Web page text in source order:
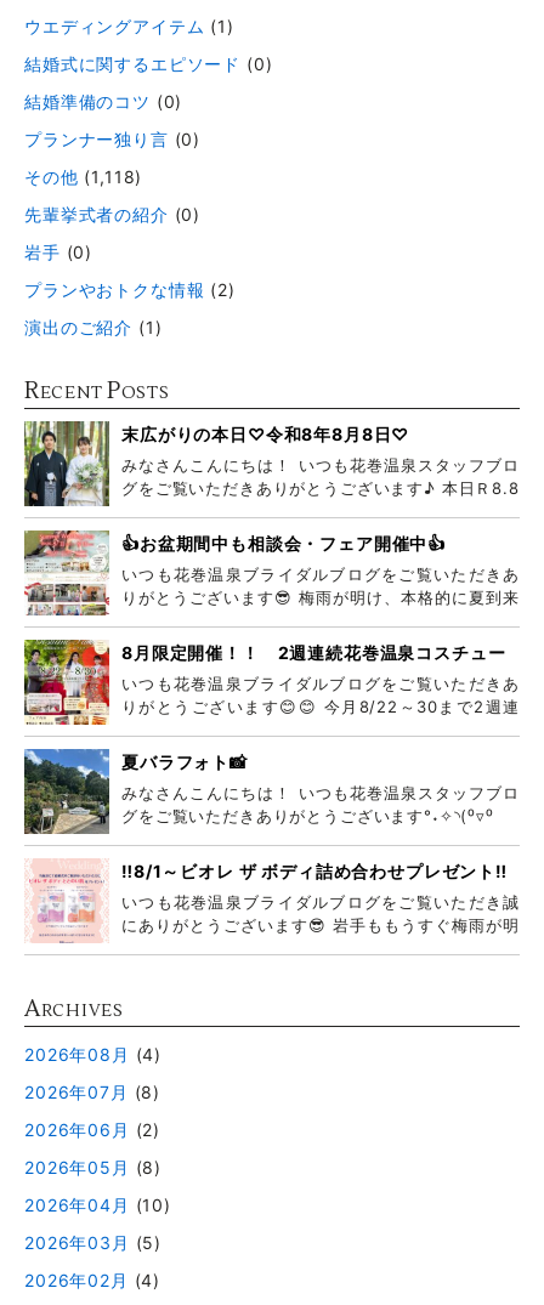
ウエディングアイテム (1)
結婚式に関するエピソード (0)
結婚準備のコツ (0)
プランナー独り言 (0)
その他 (1,118)
先輩挙式者の紹介 (0)
岩手 (0)
プランやおトクな情報 (2)
演出のご紹介 (1)
RECENT POSTS
末広がりの本日♡令和8年8月8日♡
みなさんこんにちは！ いつも花巻温泉スタッフブロ
グをご覧いただきありがとうございます♪ 本日Ｒ8.8
👍お盆期間中も相談会・フェア開催中👍
いつも花巻温泉ブライダルブログをご覧いただきあ
りがとうございます😎 梅雨が明け、本格的に夏到来
8月限定開催！！ 2週連続花巻温泉コスチュー
ムフェア
いつも花巻温泉ブライダルブログをご覧いただきあ
りがとうございます😊😊 今月8/22～30まで2週連
夏バラフォト📸
みなさんこんにちは！ いつも花巻温泉スタッフブロ
グをご覧いただきありがとうございます°˖✧◝(⁰▿⁰
‼️8/1～ビオレ ザ ボディ詰め合わせプレゼント‼️
いつも花巻温泉ブライダルブログをご覧いただき誠
にありがとうございます😎 岩手ももうすぐ梅雨が明
ARCHIVES
2026年08月 (4)
2026年07月 (8)
2026年06月 (2)
2026年05月 (8)
2026年04月 (10)
2026年03月 (5)
2026年02月 (4)